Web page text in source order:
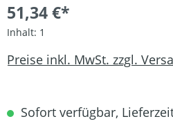
51,34 €*
Inhalt: 1
Preise inkl. MwSt. zzgl.
Sofort verfügbar,